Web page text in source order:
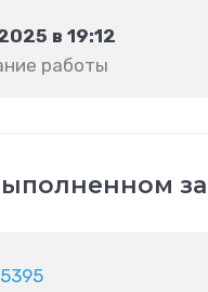
в 19:12
работы